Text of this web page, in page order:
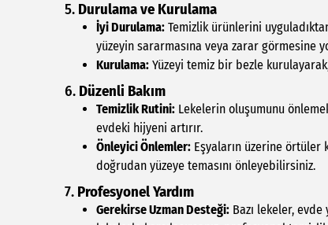
5. Durulama ve Kurulama
İyi Durulama: Temizlik ürünlerini
yüzeyin sararmasına veya zarar görmesine
Kurulama: Yüzeyi temiz bir bezle
6. Düzenli Bakım
Temizlik Rutini: Lekelerin oluşumunu
evdeki hijyeni artırır.
Önleyici Önlemler: Eşyaların üzerine
doğrudan yüzeye temasını önleyebilirsiniz.
7. Profesyonel Yardım
Gerekirse Uzman Desteği: Bazı lekeler,